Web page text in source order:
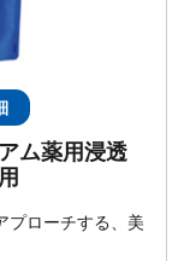
ム薬用浸透
プローチする、美